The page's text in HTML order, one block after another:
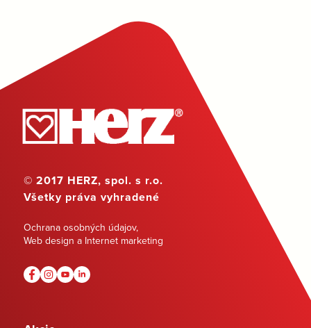
© 2017 HERZ, spol. s r.o.
Všetky práva vyhradené
Ochrana osobných údajov,
Web design a Internet marketing